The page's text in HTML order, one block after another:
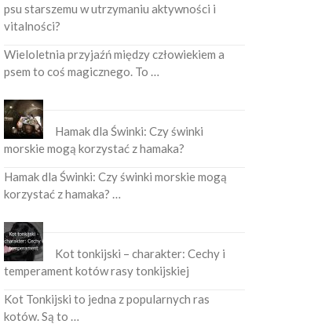
psu starszemu w utrzymaniu aktywności i
vitalności?
Wieloletnia przyjaźń między człowiekiem a
psem to coś magicznego. To …
Hamak dla Świnki: Czy świnki
morskie mogą korzystać z hamaka?
Hamak dla Świnki: Czy świnki morskie mogą
korzystać z hamaka? …
Kot tonkijski – charakter: Cechy i
temperament kotów rasy tonkijskiej
Kot Tonkijski to jedna z popularnych ras
kotów. Są to …